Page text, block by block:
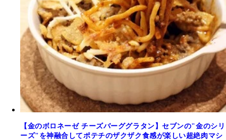
【金のボロネーゼ チーズバーググラタン】セブンの"金のシリ
ーズ"を神融合してポテチのザクザク食感が楽しい超絶肉マシ